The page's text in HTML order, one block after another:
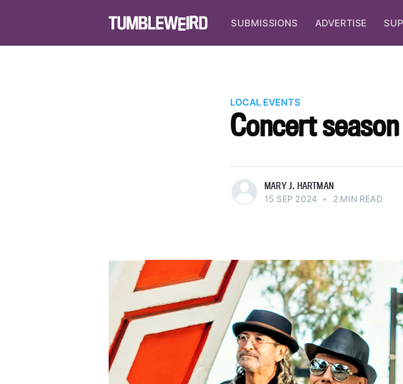
SUBMISSIONS ADVERTISE
LOCAL EVENTS
Concert
MARY J. HARTMAN
15 SEP 2024 • 2 MIN READ